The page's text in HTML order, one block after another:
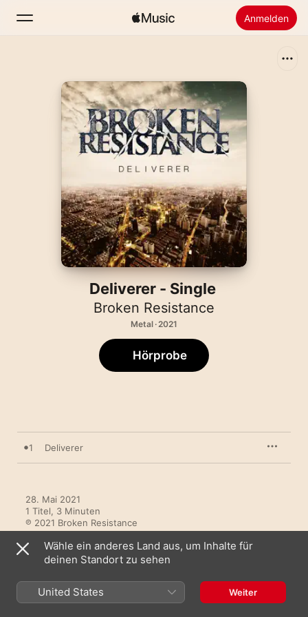
Anmelden
Startseite
Apple Music installieren
Deliverer - Single
Broken Resistance
Metal · 2021
Hörprobe
1 Deliverer
28. Mai 2021
1 Titel, 3 Minuten
℗ 2021 Broken Resistance
Mehr von Broken Resistance
Wähle ein anderes Land aus, um Inhalte für
deinen Standort zu sehen
United States Weiter